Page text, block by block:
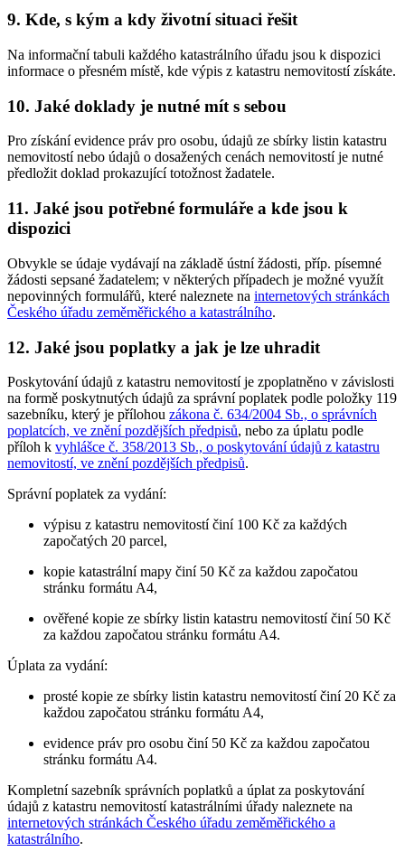
9. Kde, s kým a kdy životní situaci řešit
Na informační tabuli každého katastrálního úřadu jsou k dispozici
informace o přesném místě, kde výpis z katastru nemovitostí získáte.
10. Jaké doklady je nutné mít s sebou
Pro získání evidence práv pro osobu, údajů ze sbírky listin katastru
nemovitostí nebo údajů o dosažených cenách nemovitostí je nutné
předložit doklad prokazující totožnost žadatele.
11. Jaké jsou potřebné formuláře a kde jsou k
dispozici
Obvykle se údaje vydávají na základě ústní žádosti, příp. písemné
žádosti sepsané žadatelem; v některých případech je možné využít
nepovinných formulářů, které naleznete na internetových stránkách
Českého úřadu zeměměřického a katastrálního.
12. Jaké jsou poplatky a jak je lze uhradit
Poskytování údajů z katastru nemovitostí je zpoplatněno v závislosti
na formě poskytnutých údajů za správní poplatek podle položky 119
sazebníku, který je přílohou zákona č. 634/2004 Sb., o správních
poplatcích, ve znění pozdějších předpisů, nebo za úplatu podle
příloh k vyhlášce č. 358/2013 Sb., o poskytování údajů z katastru
nemovitostí, ve znění pozdějších předpisů.
Správní poplatek za vydání:
výpisu z katastru nemovitostí činí 100 Kč za každých
započatých 20 parcel,
kopie katastrální mapy činí 50 Kč za každou započatou
stránku formátu A4,
ověřené kopie ze sbírky listin katastru nemovitostí činí 50 Kč
za každou započatou stránku formátu A4.
Úplata za vydání:
prosté kopie ze sbírky listin katastru nemovitostí činí 20 Kč za
každou započatou stránku formátu A4,
evidence práv pro osobu činí 50 Kč za každou započatou
stránku formátu A4.
Kompletní sazebník správních poplatků a úplat za poskytování
údajů z katastru nemovitostí katastrálními úřady naleznete na
internetových stránkách Českého úřadu zeměměřického a
katastrálního.